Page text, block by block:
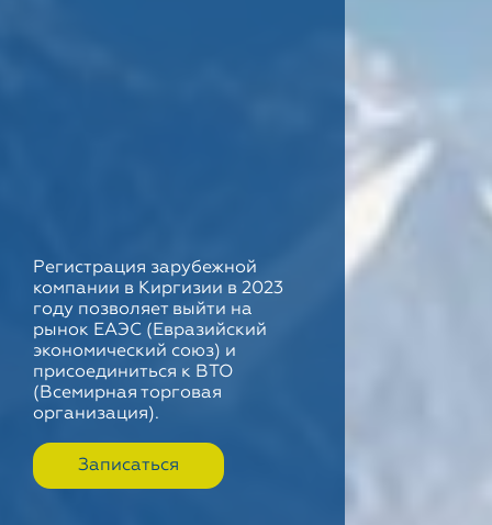
Регистрация зарубежной
компании в Киргизии в 2023
году позволяет выйти на
рынок ЕАЭС (Евразийский
экономический союз) и
присоединиться к ВТО
(Всемирная торговая
организация).
Записаться